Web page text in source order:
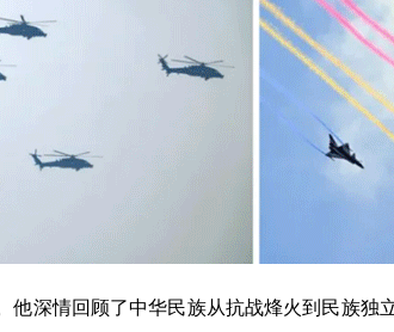
他深情回顾了中华民族从抗战烽火到民族